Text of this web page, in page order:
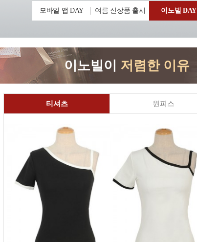
모바일 앱 DAY 여름 신상품 출시 이노빌 DAY
이노빌이 저렴한 이유
티셔츠 원피스